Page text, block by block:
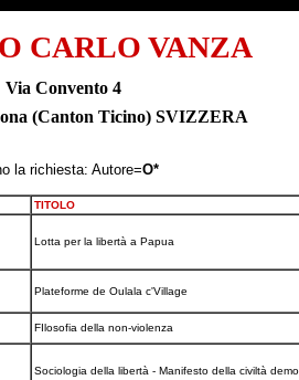
CARLO VANZA
Via Convento 4
(Canton Ticino) SVIZZERA
la richiesta: Autore=O*
TITOLO
Lotta per la libertà a Papua
Plateforme de Oulala c'Village
FIlosofia della non-violenza
Sociologia della libertà - Manifesto della civiltà